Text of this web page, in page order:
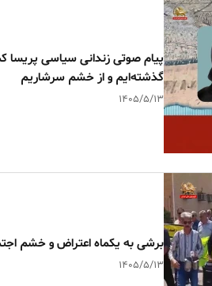
پیام صوتی زندانی سیاسی پریسا
گذشته‌ایم و از خشم سرشاریم
۱۴۰۵/۵/۱۳
برشی به یکماه اعتراض و خشم
۱۴۰۵/۵/۱۳